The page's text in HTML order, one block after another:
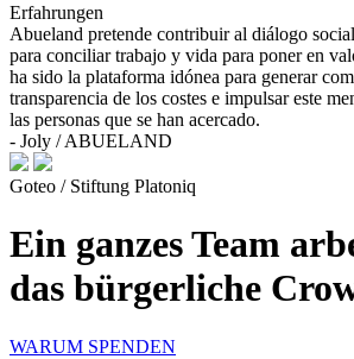
Erfahrungen
Abueland pretende contribuir al diálogo
para conciliar trabajo y vida para poner en
ha sido la plataforma idónea para generar
transparencia de los costes e impulsar este
las personas que se han acercado.
- Joly / ABUELAND
Goteo / Stiftung Platoniq
Ein ganzes Team
das bürgerliche
WARUM SPENDEN